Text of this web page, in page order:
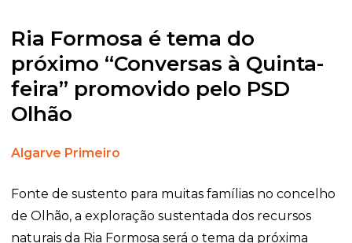
Ria Formosa é tema do
próximo “Conversas à Quinta-
feira” promovido pelo PSD
Olhão
Algarve Primeiro
Fonte de sustento para muitas famílias no concelho
de Olhão, a exploração sustentada dos recursos
naturais da Ria Formosa será o tema da próxima